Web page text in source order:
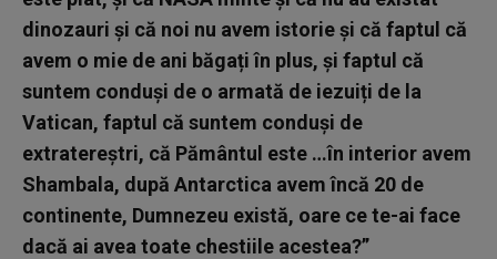
dinozauri și că noi nu avem istorie și că faptul că
avem o mie de ani băgați în plus, și faptul că
suntem conduși de o armată de iezuiți de la
Vatican, faptul că suntem conduși de
extratereștri, că Pământul este …în interior avem
Shambala, după Antarctica avem încă 20 de
continente, Dumnezeu există, oare ce te-ai face
dacă ai avea toate chestiile acestea?”